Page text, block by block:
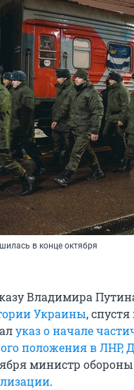
в конце октября
Владимира
Украины,
указ о начале
положения в ЛНР,
министр
.